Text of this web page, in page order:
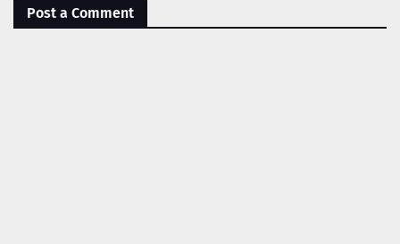
Post a Comment